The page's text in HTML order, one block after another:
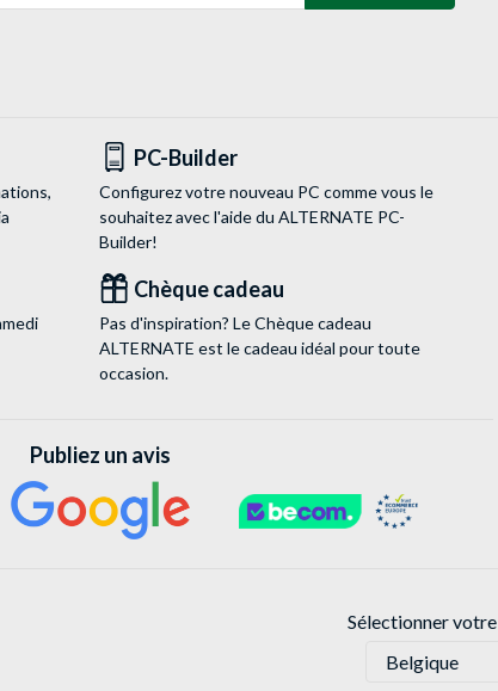
PC-Builder
Configurez votre nouveau PC comme vous le
souhaitez avec l'aide du ALTERNATE PC-
Builder!
Chèque cadeau
Pas d'inspiration? Le Chèque cadeau
ALTERNATE est le cadeau idéal pour toute
occasion.
Publiez un avis
Sélectionner